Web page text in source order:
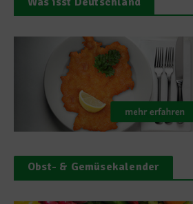
Obst- & Gemüsekalender